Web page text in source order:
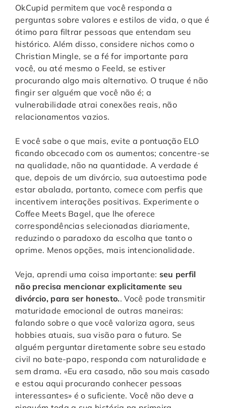
OkCupid permitem que você responda a
perguntas sobre valores e estilos de vida, o que é
ótimo para filtrar pessoas que entendam seu
histórico. Além disso, considere nichos como o
Christian Mingle, se a fé for importante para
você, ou até mesmo o Feeld, se estiver
procurando algo mais alternativo. O truque é não
fingir ser alguém que você não é; a
vulnerabilidade atrai conexões reais, não
relacionamentos vazios.
E você sabe o que mais, evite a pontuação ELO
ficando obcecado com os aumentos; concentre-se
na qualidade, não na quantidade. A verdade é
que, depois de um divórcio, sua autoestima pode
estar abalada, portanto, comece com perfis que
incentivem interações positivas. Experimente o
Coffee Meets Bagel, que lhe oferece
correspondências selecionadas diariamente,
reduzindo o paradoxo da escolha que tanto o
oprime. Menos opções, mais intencionalidade.
Veja, aprendi uma coisa importante: seu perfil
não precisa mencionar explicitamente seu
divórcio, para ser honesto.. Você pode transmitir
maturidade emocional de outras maneiras:
falando sobre o que você valoriza agora, seus
hobbies atuais, sua visão para o futuro. Se
alguém perguntar diretamente sobre seu estado
civil no bate-papo, responda com naturalidade e
sem drama. «Eu era casado, não sou mais casado
e estou aqui procurando conhecer pessoas
interessantes» é o suficiente. Você não deve a